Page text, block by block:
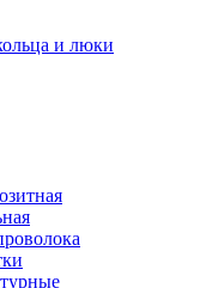
и люки